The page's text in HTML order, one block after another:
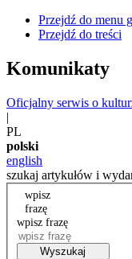
Przejdź do menu
Przejdź do treści
Komunikaty
Oficjalny serwis o
|
PL
polski
english
szukaj artykułów i
wpisz
frazę
wpisz frazę
Wyszukaj